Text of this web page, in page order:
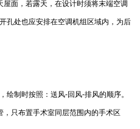
屋面，若露天，在设计时须将末端空调
孔处也应安排在空调机组区域内，为后
绘制时按照：送风-回风-排风的顺序。
，只布置手术室同层范围内的手术区